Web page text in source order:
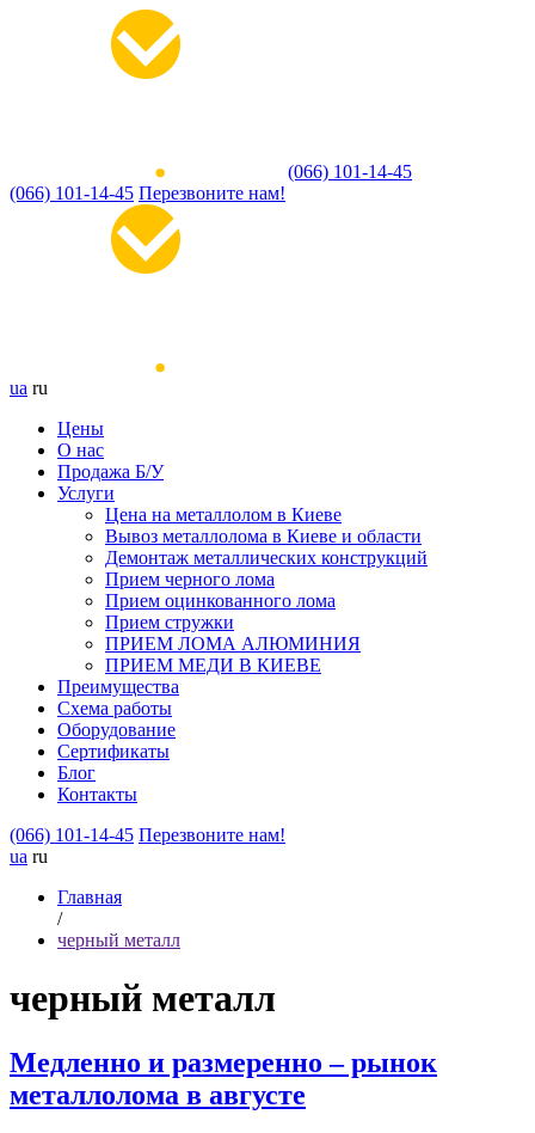
(066) 101-14-45
(066) 101-14-45 Перезвоните нам!
ua ru
Цены
О нас
Продажа Б/У
Услуги
Цена на металлолом в Киеве
Вывоз металлолома в Киеве и области
Демонтаж металлических конструкций
Прием черного лома
Прием оцинкованного лома
Прием стружки
ПРИЕМ ЛОМА АЛЮМИНИЯ
ПРИЕМ МЕДИ В КИЕВЕ
Преимущества
Схема работы
Оборудование
Сертификаты
Блог
Контакты
(066) 101-14-45 Перезвоните нам!
ua ru
Главная
/
черный металл
черный металл
Медленно и размеренно – рынок
металлолома в августе